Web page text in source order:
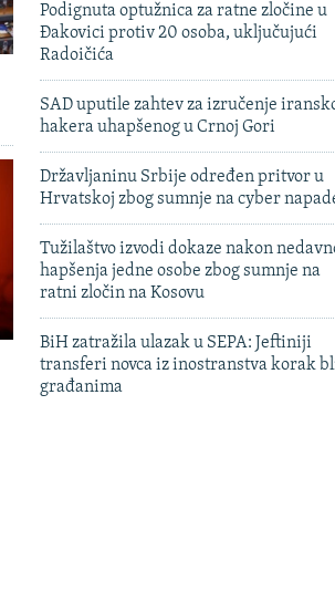
Podignuta optužnica za ratne zločine u
Đakovici protiv 20 osoba, uključujući
Radoičića
SAD uputile zahtev za izručenje
hakera uhapšenog u Crnoj Gori
Državljaninu Srbije određen pritvor u
Hrvatskoj zbog sumnje na cyber
Tužilaštvo izvodi dokaze nakon
hapšenja jedne osobe zbog sumnje na
ratni zločin na Kosovu
BiH zatražila ulazak u SEPA: Jeftiniji
transferi novca iz inostranstva korak
građanima